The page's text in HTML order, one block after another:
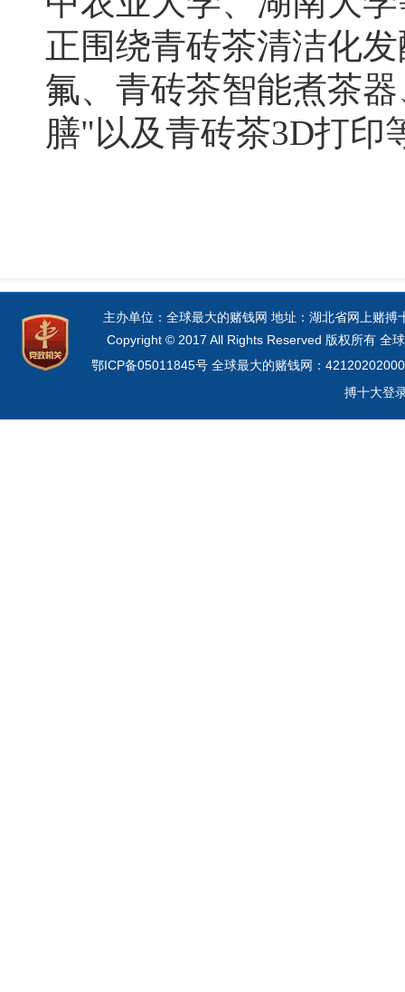
正围绕青砖茶清洁化
氟、青砖茶智能煮茶
膳"以及青砖茶3D打印
主办单位：全球最大的赌钱网 地址：湖北省网上赌
Copyright © 2017 All Rights Reserved 版权所有 全
鄂ICP备05011845号 全球最大的赌钱网：
搏十大登